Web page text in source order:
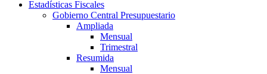
Estadísticas Fiscales
Gobierno Central Presupuestario
Ampliada
Mensual
Trimestral
Resumida
Mensual